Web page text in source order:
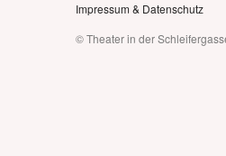
Impressum & Datenschutz
© Theater in der